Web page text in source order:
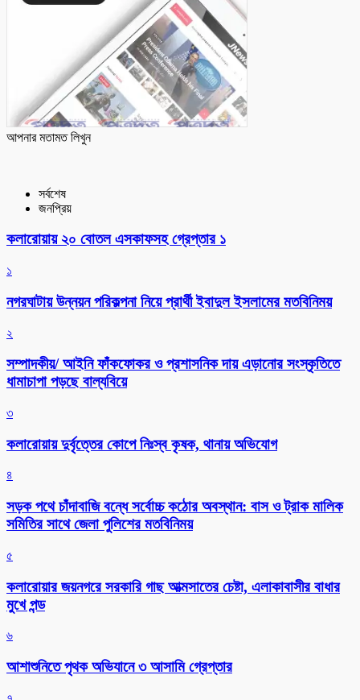
আপনার মতামত লিখুন
সর্বশেষ
জনপ্রিয়
কলারোয়ায় ২০ বোতল এসকাফসহ গ্রেপ্তার ১
১
নগরঘাটায় উন্নয়ন পরিকল্পনা নিয়ে প্রার্থী ইবাদুল ইসলামের মতবিনিময়
২
সম্পাদকীয়/ আইনি ফাঁকফোকর ও প্রশাসনিক দায় এড়ানোর সংস্কৃতিতে
ধামাচাপা পড়ছে বাল্যবিয়ে
৩
কলারোয়ায় দুর্বৃত্তের কোপে নিঃস্ব কৃষক, থানায় অভিযোগ
৪
সড়ক পথে চাঁদাবাজি বন্ধে সর্বোচ্চ কঠোর অবস্থান: বাস ও ট্রাক মালিক
সমিতির সাথে জেলা পুলিশের মতবিনিময়
৫
কলারোয়ার জয়নগরে সরকারি গাছ আত্মসাতের চেষ্টা, এলাকাবাসীর বাধার
মুখে পন্ড
৬
আশাশুনিতে পৃথক অভিযানে ৩ আসামি গ্রেপ্তার